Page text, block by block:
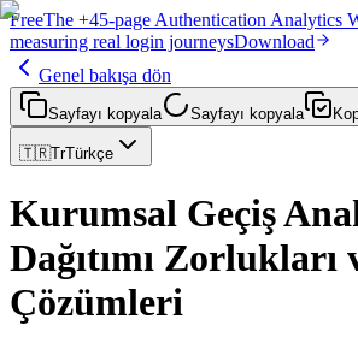
FreeThe +45-page Authentication Analytics
measuring real login journeysDownload
Genel bakışa dön
Sayfayı kopyala Sayfayı kopyala
🇹🇷TrTürkçe
Kurumsal Geçiş
Dağıtımı Zorlukları
Çözümleri